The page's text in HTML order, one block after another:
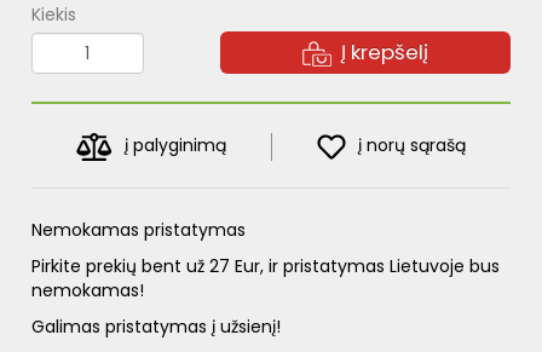
Kiekis
Į krepšelį
į palyginimą į norų sąrašą
Nemokamas pristatymas
Pirkite prekių bent už 27 Eur, ir pristatymas Lietuvoje bus
nemokamas!
Galimas pristatymas į užsienį!